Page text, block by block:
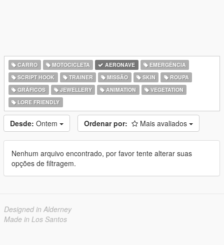
CARRO MOTOCICLETA AERONAVE
EMERGÊNCIA
SCRIPT HOOK
TRAINER MISSÃO SKIN
ROUPA
GRÁFICOS
JEWELLERY ANIMATION
VEGETATION
LORE FRIENDLY
Desde: Ontem Ordenar por: Mais avaliados
Nenhum arquivo encontrado, por favor tente alterar suas
opções de filtragem.
Designed in Alderney
Made in Los Santos